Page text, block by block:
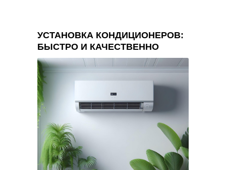
УСТАНОВКА КОНДИЦИОНЕРОВ:
БЫСТРО И КАЧЕСТВЕННО